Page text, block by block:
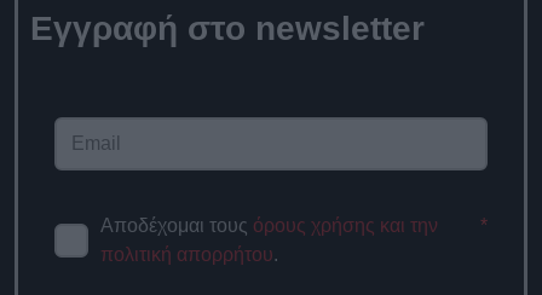
Εγγραφή στο newsletter
Αποδέχομαι τους όρους χρήσης και την
πολιτική απορρήτου.
*